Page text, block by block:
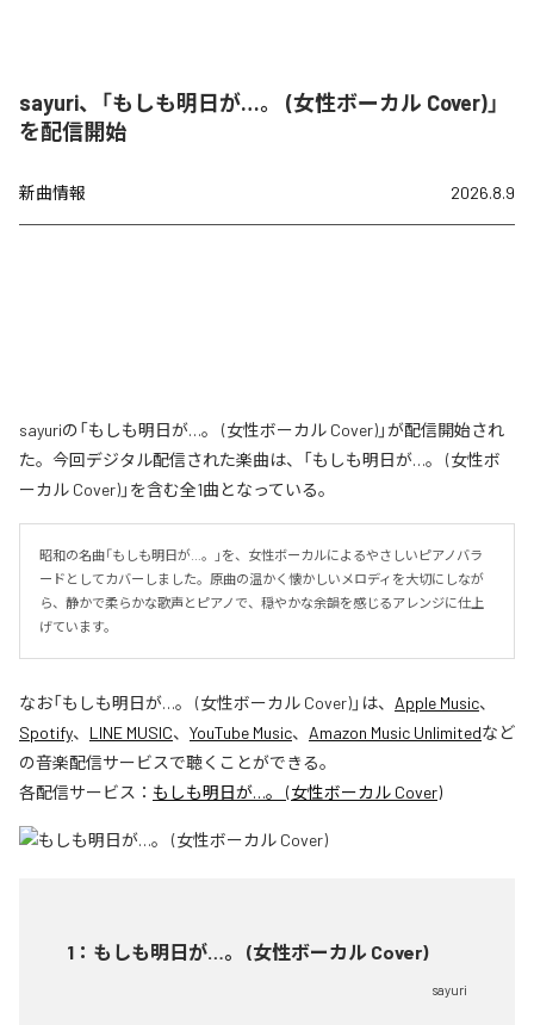
sayuri、「もしも明日が…。 (女性ボーカル Cover)」
を配信開始
新曲情報 2026.8.9
sayuriの「もしも明日が…。 (女性ボーカル Cover)」が配信開始され
た。今回デジタル配信された楽曲は、「もしも明日が…。 (女性ボ
ーカル Cover)」を含む全1曲となっている。
昭和の名曲「もしも明日が…。」を、女性ボーカルによるやさしいピアノバラ
ードとしてカバーしました。原曲の温かく懐かしいメロディを大切にしなが
ら、静かで柔らかな歌声とピアノで、穏やかな余韻を感じるアレンジに仕上
げています。
なお「もしも明日が…。 (女性ボーカル Cover)」は、 Apple Music、
Spotify、 LINE MUSIC、 YouTube Music、 Amazon Music Unlimitedなど
の音楽配信サービスで聴くことができる。
各配信サービス： もしも明日が…。 (女性ボーカル Cover)
1 ： もしも明日が…。 (女性ボーカル Cover)
sayuri